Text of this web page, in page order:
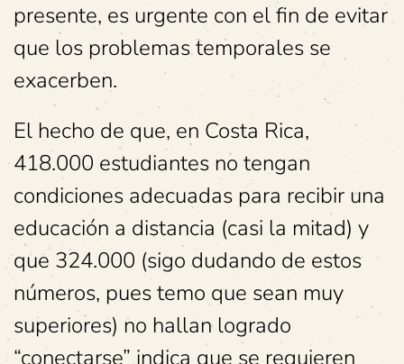
presente, es urgente con el fin de evitar
que los problemas temporales se
exacerben.
El hecho de que, en Costa Rica,
418.000 estudiantes no tengan
condiciones adecuadas para recibir una
educación a distancia (casi la mitad) y
que 324.000 (sigo dudando de estos
números, pues temo que sean muy
superiores) no hallan logrado
“conectarse” indica que se requieren